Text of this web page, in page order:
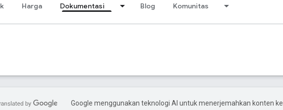
Harga Dokumentasi Blog Komunitas
Google menggunakan teknologi AI untuk menerjemahkan konten ke